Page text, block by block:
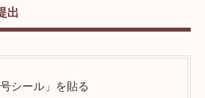
出
シール」を貼る